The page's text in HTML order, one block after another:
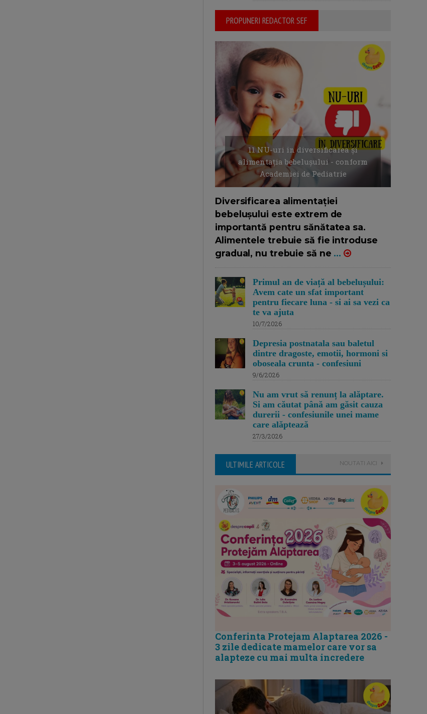
PROPUNERI REDACTOR SEF
11 NU-uri in diversificarea și
alimentația bebelușului - conform
Academiei de Pediatrie
Diversificarea alimentației
bebelușului este extrem de
importantă pentru sănătatea sa.
Alimentele trebuie să fie introduse
gradual, nu trebuie să ne ...
Primul an de viață al bebelușului:
Avem cate un sfat important
pentru fiecare luna - si ai sa vezi ca
te va ajuta
10/7/2026
Depresia postnatala sau baletul
dintre dragoste, emotii, hormoni si
oboseala crunta - confesiuni
9/6/2026
Nu am vrut să renunț la alăptare.
Si am căutat până am găsit cauza
durerii - confesiunile unei mame
care alăptează
27/3/2026
ULTIMILE ARTICOLE NOUTATI AICI
Conferinta Protejam Alaptarea 2026 -
3 zile dedicate mamelor care vor sa
alapteze cu mai multa incredere